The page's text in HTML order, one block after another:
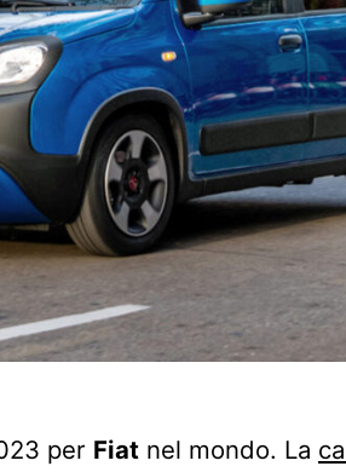
per Fiat nel mondo. La